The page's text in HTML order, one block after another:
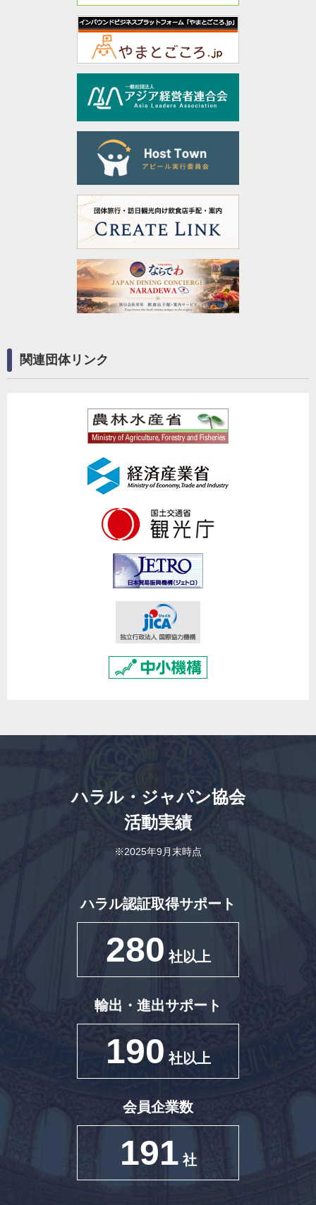
関連団体リンク
ハラル・ジャパン協会
活動実績
※2025年9月末時点
ハラル認証取得サポート
280 社以上
輸出・進出サポート
190 社以上
会員企業数
191 社